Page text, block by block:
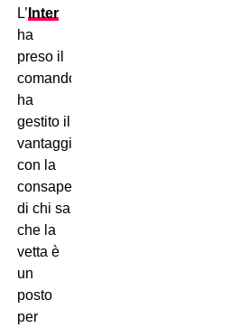
L’ Inter
ha
preso il
comando,
ha
gestito il
vantaggio
con la
consapevolezza
di chi sa
che la
vetta è
un
posto
per